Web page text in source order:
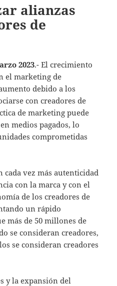
alianzas
de
2023.- El crecimiento
el marketing de
debido a los
con creadores de
de marketing puede
medios pagados, lo
comprometidas
cada vez más autenticidad
con la marca y con el
de los creadores de
un rápido
más de 50 millones de
se consideran creadores,
se consideran creadores
y la expansión del